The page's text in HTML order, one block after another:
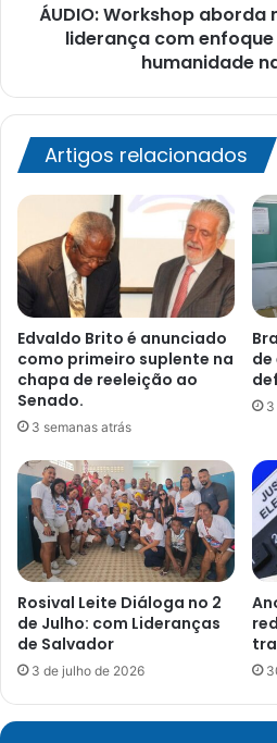
tecnologia
na
ÁUDIO: Workshop
liderança com
humanidade
Artigos relacionados
Edvaldo Brito é anunciado
como primeiro suplente na
chapa de reeleição ao
Senado.
3 semanas atrás
de
Rosival Leite Diáloga no 2
de Julho: com Lideranças
de Salvador
3 de julho de 2026